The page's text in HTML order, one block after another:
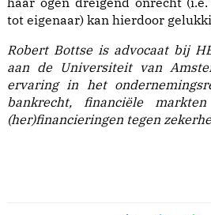
tot eigenaar) kan hierdoor
Robert Bottse is advocaat bij
aan de Universiteit van
ervaring in het
bankrecht, financiële
(her)financieringen tegen